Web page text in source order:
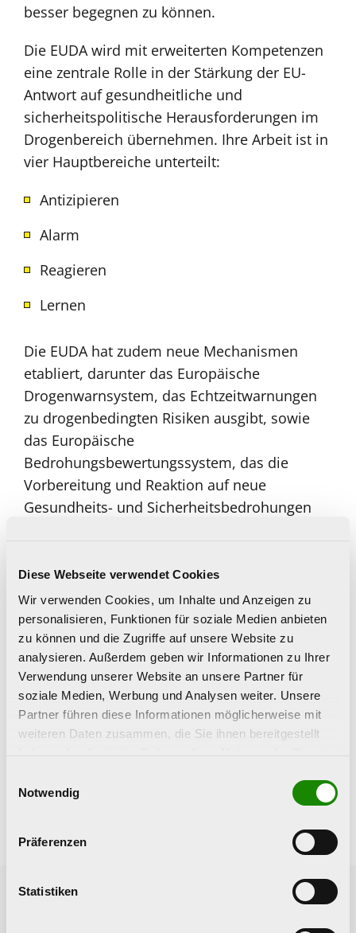
Diese Webseite verwendet Cookies
Wir verwenden Cookies, um Inhalte und Anzeigen zu
personalisieren, Funktionen für soziale Medien anbieten
zu können und die Zugriffe auf unsere Website zu
analysieren. Außerdem geben wir Informationen zu Ihrer
Verwendung unserer Website an unsere Partner für
soziale Medien, Werbung und Analysen weiter. Unsere
Partner führen diese Informationen möglicherweise mit
weiteren Daten zusammen, die Sie ihnen bereitgestellt
Notwendig
Präferenzen
Statistiken
besser begegnen zu können.
Die EUDA wird mit erweiterten Kompetenzen
eine zentrale Rolle in der Stärkung der EU-
Antwort auf gesundheitliche und
sicherheitspolitische Herausforderungen im
Drogenbereich übernehmen. Ihre Arbeit ist in
vier Hauptbereiche unterteilt:
Antizipieren
Alarm
Reagieren
Lernen
Die EUDA hat zudem neue Mechanismen
etabliert, darunter das Europäische
Drogenwarnsystem, das Echtzeitwarnungen
zu drogenbedingten Risiken ausgibt, sowie
das Europäische
Bedrohungsbewertungssystem, das die
Vorbereitung und Reaktion auf neue
Gesundheits- und Sicherheitsbedrohungen
Laboratorien fördert den Austausch von
Informationen über neue Trends und schult
nationale Experten.
Weitere Informationen
The European Union Drugs Agency (EUDA):
first steps(engl)